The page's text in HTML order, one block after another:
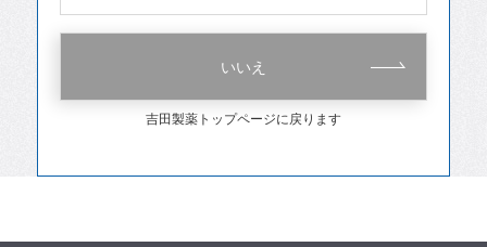
いいえ
吉田製薬トップページに戻ります